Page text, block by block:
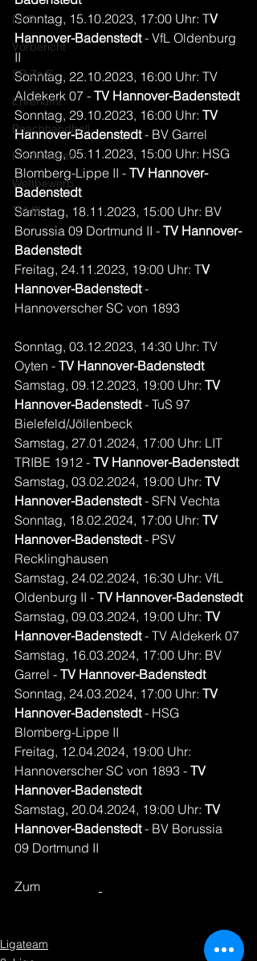
DHB
Vorbericht
SR Zn/S
Ehrenamt
Beachhandball
Förderverein
Wettbewerb
TVHB
Sonntag, 15.10.2023, 17:00 Uhr: TV
Hannover-Badenstedt - VfL Oldenburg
II
Sonntag, 22.10.2023, 16:00 Uhr: TV
Aldekerk 07 - TV Hannover-Badenstedt
Sonntag, 29.10.2023, 16:00 Uhr: TV
Hannover-Badenstedt - BV Garrel
Sonntag, 05.11.2023, 15:00 Uhr: HSG
Blomberg-Lippe II - TV Hannover-
Badenstedt
Samstag, 18.11.2023, 15:00 Uhr: BV
Borussia 09 Dortmund II - TV Hannover-
Badenstedt
Freitag, 24.11.2023, 19:00 Uhr: TV
Hannover-Badenstedt -
Hannoverscher SC von 1893
Sonntag, 03.12.2023, 14:30 Uhr: TV
Oyten - TV Hannover-Badenstedt
Samstag, 09.12.2023, 19:00 Uhr: TV
Hannover-Badenstedt - TuS 97
Bielefeld/Jöllenbeck
Samstag, 27.01.2024, 17:00 Uhr: LIT
TRIBE 1912 - TV Hannover-Badenstedt
Samstag, 03.02.2024, 19:00 Uhr: TV
Hannover-Badenstedt - SFN Vechta
Sonntag, 18.02.2024, 17:00 Uhr: TV
Hannover-Badenstedt - PSV
Recklinghausen
Samstag, 24.02.2024, 16:30 Uhr: VfL
Oldenburg II - TV Hannover-Badenstedt
Samstag, 09.03.2024, 19:00 Uhr: TV
Hannover-Badenstedt - TV Aldekerk 07
Samstag, 16.03.2024, 17:00 Uhr: BV
Garrel - TV Hannover-Badenstedt
Sonntag, 24.03.2024, 17:00 Uhr: TV
Hannover-Badenstedt - HSG
Blomberg-Lippe II
Freitag, 12.04.2024, 19:00 Uhr:
Hannoverscher SC von 1893 - TV
Hannover-Badenstedt
Samstag, 20.04.2024, 19:00 Uhr: TV
Hannover-Badenstedt - BV Borussia
09 Dortmund II
Zum
Ligateam